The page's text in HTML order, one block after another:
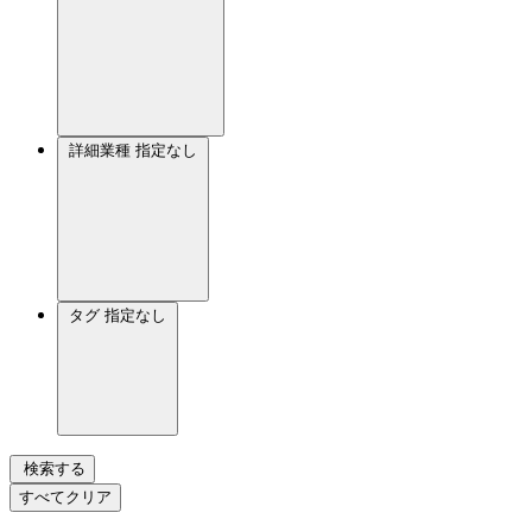
詳細業種 指定なし
タグ 指定なし
検索する
すべてクリア